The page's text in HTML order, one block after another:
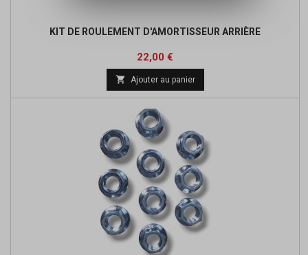
KIT DE ROULEMENT D'AMORTISSEUR ARRIÈRE
Prix
22,00 €
 Ajouter au panier